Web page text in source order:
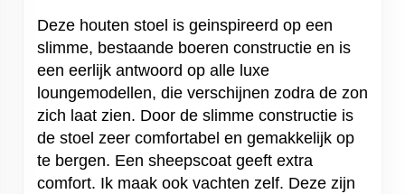
Deze houten stoel is geinspireerd op een
slimme, bestaande boeren constructie en is
een eerlijk antwoord op alle luxe
loungemodellen, die verschijnen zodra de zon
zich laat zien. Door de slimme constructie is
de stoel zeer comfortabel en gemakkelijk op
te bergen. Een sheepscoat geeft extra
comfort. Ik maak ook vachten zelf. Deze zijn